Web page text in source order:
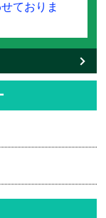
ておりま